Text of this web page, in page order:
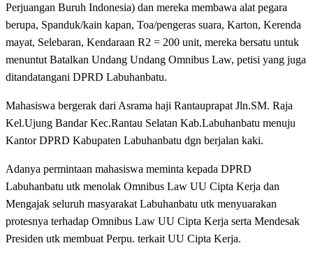
Perjuangan Buruh Indonesia) dan mereka membawa alat pegara
berupa, Spanduk/kain kapan, Toa/pengeras suara, Karton, Kerenda
mayat, Selebaran, Kendaraan R2 = 200 unit, mereka bersatu untuk
menuntut Batalkan Undang Undang Omnibus Law, petisi yang juga
ditandatangani DPRD Labuhanbatu.
Mahasiswa bergerak dari Asrama haji Rantauprapat Jln.SM. Raja
Kel.Ujung Bandar Kec.Rantau Selatan Kab.Labuhanbatu menuju
Kantor DPRD Kabupaten Labuhanbatu dgn berjalan kaki.
Adanya permintaan mahasiswa meminta kepada DPRD
Labuhanbatu utk menolak Omnibus Law UU Cipta Kerja dan
Mengajak seluruh masyarakat Labuhanbatu utk menyuarakan
protesnya terhadap Omnibus Law UU Cipta Kerja serta Mendesak
Presiden utk membuat Perpu. terkait UU Cipta Kerja.